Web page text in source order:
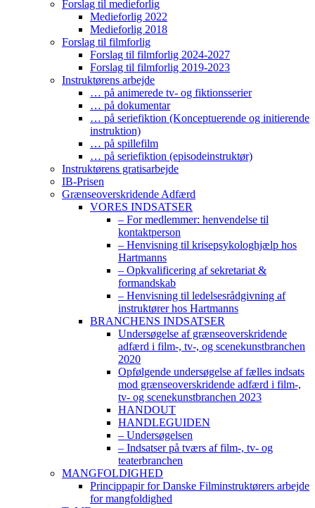
Forslag til medieforlig
Medieforlig 2022
Medieforlig 2018
Forslag til filmforlig
Forslag til filmforlig 2024-2027
Forslag til filmforlig 2019-2023
Instruktørens arbejde
… på animerede tv- og fiktionsserier
… på dokumentar
… på seriefiktion (Konceptuerende og initierende
instruktion)
… på spillefilm
… på seriefiktion (episodeinstruktør)
Instruktørens gratisarbejde
IB-Prisen
Grænseoverskridende Adfærd
VORES INDSATSER
– For medlemmer: henvendelse til
kontaktperson
– Henvisning til krisepsykologhjælp hos
Hartmanns
– Opkvalificering af sekretariat &
formandskab
– Henvisning til ledelsesrådgivning af
instruktører hos Hartmanns
BRANCHENS INDSATSER
Undersøgelse af grænseoverskridende
adfærd i film-, tv-, og scenekunstbranchen
2020
Opfølgende undersøgelse af fælles indsats
mod grænseoverskridende adfærd i film-,
tv- og scenekunstbranchen 2023
HANDOUT
HANDLEGUIDEN
– Undersøgelsen
– Indsatser på tværs af film-, tv- og
teaterbranchen
MANGFOLDIGHED
Princippapir for Danske Filminstruktørers arbejde
for mangfoldighed